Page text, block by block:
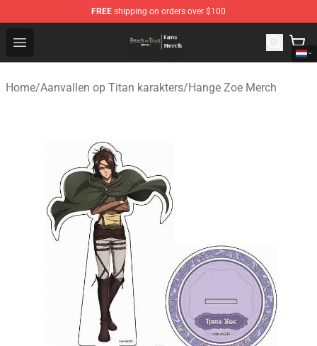
FREE shipping on orders over $100
Open menu
Attack On Titan Store - Official Attack On Titan
Home/Aanvallen op Titan karakters/Hange Zoe Merch